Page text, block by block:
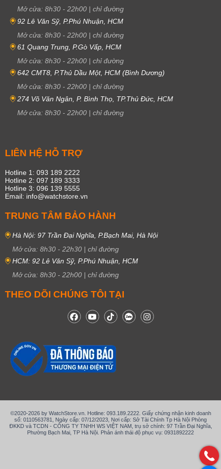
Mở cửa: 8h30 - 22h00 | chỉ đường
92 Lê Văn Sỹ, P.Phú Nhuận, HCM
Mở cửa: 8h30 - 22h00 | chỉ đường
61 Quang Trung, P.Gò Vấp, HCM
Mở cửa: 8h30 - 22h00 | chỉ đường
642 CMT8, P.Thủ Dầu Một, HCM (Bình Dương)
Mở cửa: 8h30 - 22h00 | chỉ đường
274 Võ Văn Ngân, P. Bình Thọ, TP.Thủ Đức, HCM
Mở cửa: 8h30 - 22h00 | chỉ đường
LIÊN HỆ HỖ TRỢ
Hotline 1: 093 189 2222
Hotline 2: 097 189 3333
Hotline 3: 096 139 5555
Email: info@watchstore.vn
TRUNG TÂM BẢO HÀNH
Hà Nội: 97 Trần Đại Nghĩa, P.Bạch Mai, Hà Nội
Mở cửa: 8h30 - 22h30 | chỉ đường
HCM: 92 Lê Văn Sỹ, P.Phú Nhuận, HCM
Mở cửa: 8h30 - 22h00 | chỉ đường
THEO DÕI CHÚNG TÔI TẠI
©2020-2026 by WatchStore.vn. Hotline: 093.189.2222. Giấy chứng nhận kinh doanh
số: 0110563781, Ngày cấp: 07/12/2023, Nơi cấp: Sở Tài Chính Tp Hà Nội Phòng
ĐKKD và TCDN - CÔNG TY TNHH WS VIỆT NAM, trụ sở chính: 97 Trần Đại Nghĩa,
Phường Bạch Mai, TP Hà Nội. Phản ánh thái độ phục vụ: 0931892222